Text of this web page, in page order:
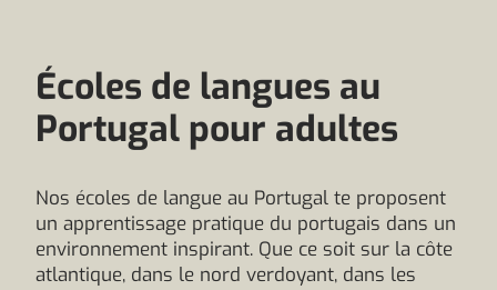
Écoles de langues au
Portugal pour adultes
Nos écoles de langue au Portugal te proposent
un apprentissage pratique du portugais dans un
environnement inspirant. Que ce soit sur la côte
atlantique, dans le nord verdoyant, dans les